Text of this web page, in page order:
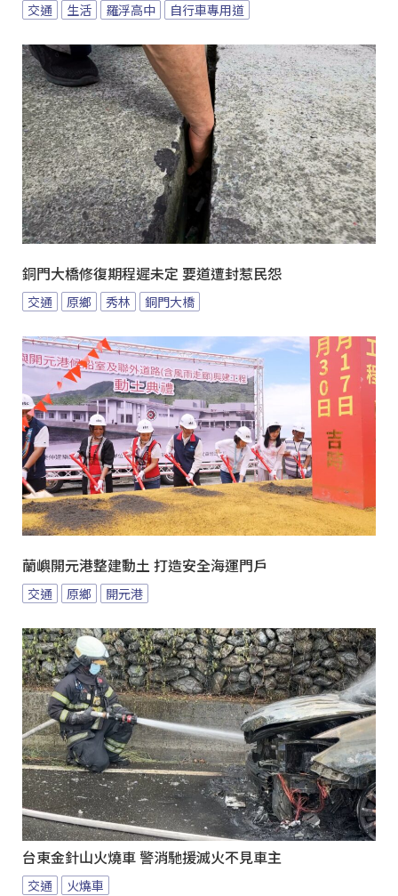
交通 生活 羅浮高中 自行車專用道
銅門大橋修復期程遲未定 要道遭封惹民怨
交通 原鄉 秀林 銅門大橋
蘭嶼開元港整建動土 打造安全海運門戶
交通 原鄉 開元港
台東金針山火燒車 警消馳援滅火不見車主
交通 火燒車